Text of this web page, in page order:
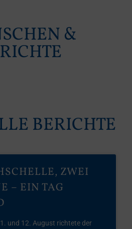
&
BERICHTE
ZWEI
– EIN TAG
und 12. August richtete der